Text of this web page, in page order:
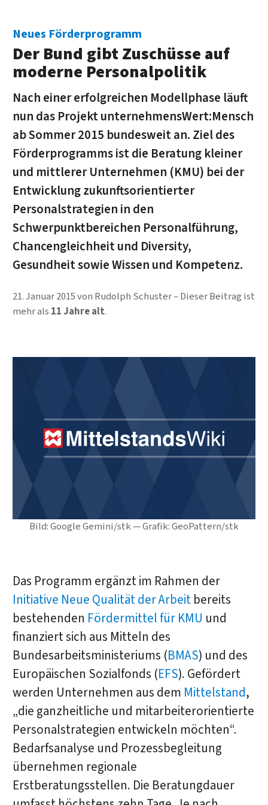
Bild: Google Gemini/stk — Grafik: GeoPattern/stk
Neues Förderprogramm
Der Bund gibt Zuschüsse auf
moderne Personalpolitik
Nach einer erfolgreichen Modellphase läuft
nun das Projekt unternehmensWert:Mensch
ab Sommer 2015 bundesweit an. Ziel des
Förderprogramms ist die Beratung kleiner
und mittlerer Unternehmen (KMU) bei der
Entwicklung zukunftsorientierter
Personalstrategien in den
Schwerpunktbereichen Personalführung,
Chancengleichheit und Diversity,
Gesundheit sowie Wissen und Kompetenz.
21. Januar 2015von Rudolph Schuster
Dieser Beitrag ist
mehr als 11 Jahre alt.
Das Programm ergänzt im Rahmen der
Initiative Neue Qualität der Arbeitbereits
bestehenden Fördermittel für KMU und
finanziert sich aus Mitteln des
Bundesarbeitsministeriums (BMAS) und des
Europäischen Sozialfonds (EFS). Gefördert
werden Unternehmen aus dem Mittelstand,
„die ganzheitliche und mitarbeiterorientierte
Personalstrategien entwickeln möchten“.
Bedarfsanalyse und Prozessbegleitung
übernehmen regionale
Erstberatungsstellen. Die Beratungdauer